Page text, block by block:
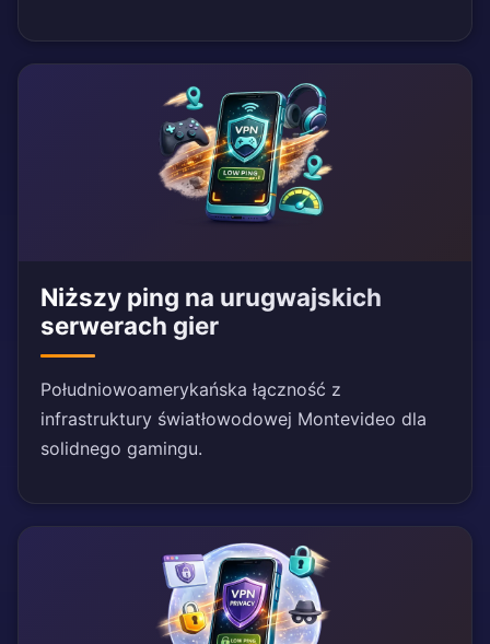
Niższy ping na urugwajskich
serwerach gier
Południowoamerykańska łączność z
infrastruktury światłowodowej Montevideo dla
solidnego gamingu.